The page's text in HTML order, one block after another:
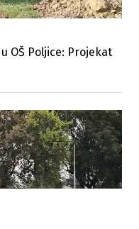
OŠ Poljice: Projekat